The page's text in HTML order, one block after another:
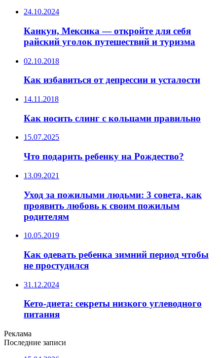
24.10.2024
Канкун, Мексика — откройте для себя
райский уголок путешествий и туризма
02.10.2018
Как избавиться от депрессии и усталости
14.11.2018
Как носить слинг с кольцами правильно
15.07.2025
Что подарить ребенку на Рождество?
13.09.2021
Уход за пожилыми людьми: 3 совета, как
проявить любовь к своим пожилым
родителям
10.05.2019
Как одевать ребенка зимний период чтобы
не простудился
31.12.2024
Кето-диета: секреты низкого углеводного
питания
Реклама
Последние записи